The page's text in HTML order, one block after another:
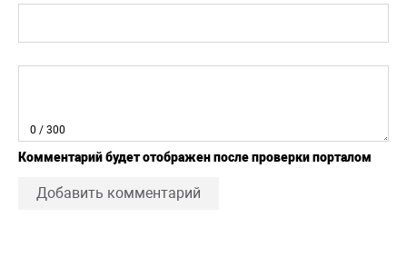
0 / 300
Комментарий будет отображен после проверки порталом
Добавить комментарий